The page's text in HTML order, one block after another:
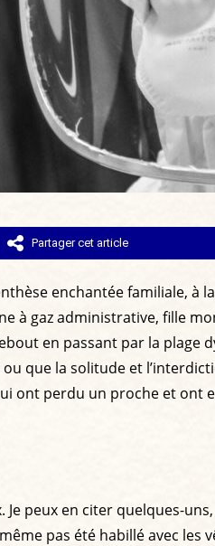
Partager cet article
enchantée familiale, à
à gaz administrative, fille
en passant par la plage
que la solitude et
ont perdu un proche et ont
peux en citer quelques-
pas été habillé avec